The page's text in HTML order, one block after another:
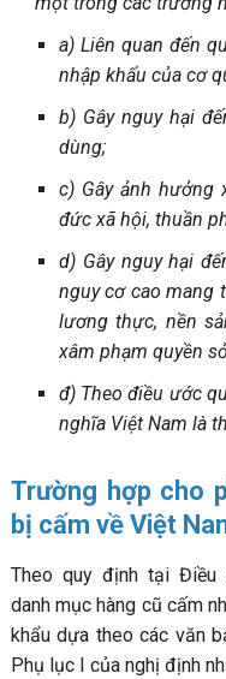
a) Liên quan đến
nhập khẩu của cơ
b) Gây nguy hại
dùng;
c) Gây ảnh hưởng
đức xã hội, thuần
d) Gây nguy hại
nguy cơ cao mang
lương thực, nền
xâm phạm quyền
đ) Theo điều ước
nghĩa Việt Nam là
Trường hợp cho
bị cấm về Việt
Theo quy định tại Điều
danh mục hàng cũ cấm
khẩu dựa theo các văn
Phụ lục I của nghị định